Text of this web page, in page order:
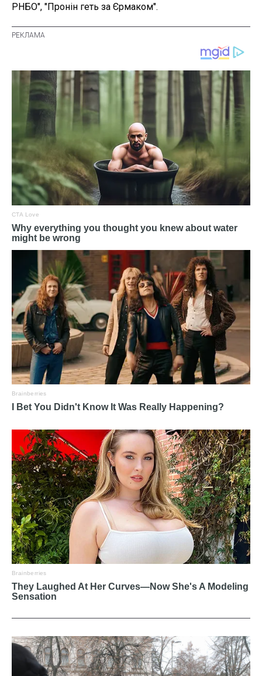
РНБО", "Пронін геть за Єрмаком".